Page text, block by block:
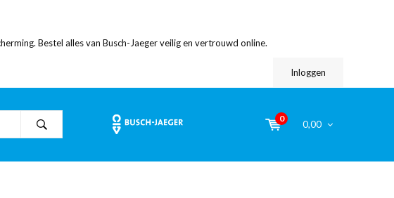
Bestel alles van Busch-Jaeger veilig en vertrouwd online.
Inloggen
0
0,00